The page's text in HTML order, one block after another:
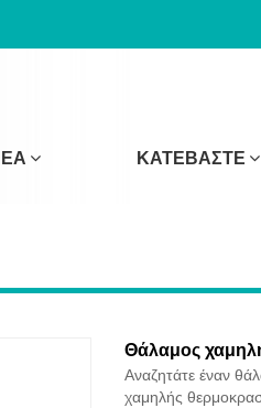
ΚΑΤΕΒΆΣΤΕ
Θάλαμος
Αναζητάτε έναν
χαμηλής